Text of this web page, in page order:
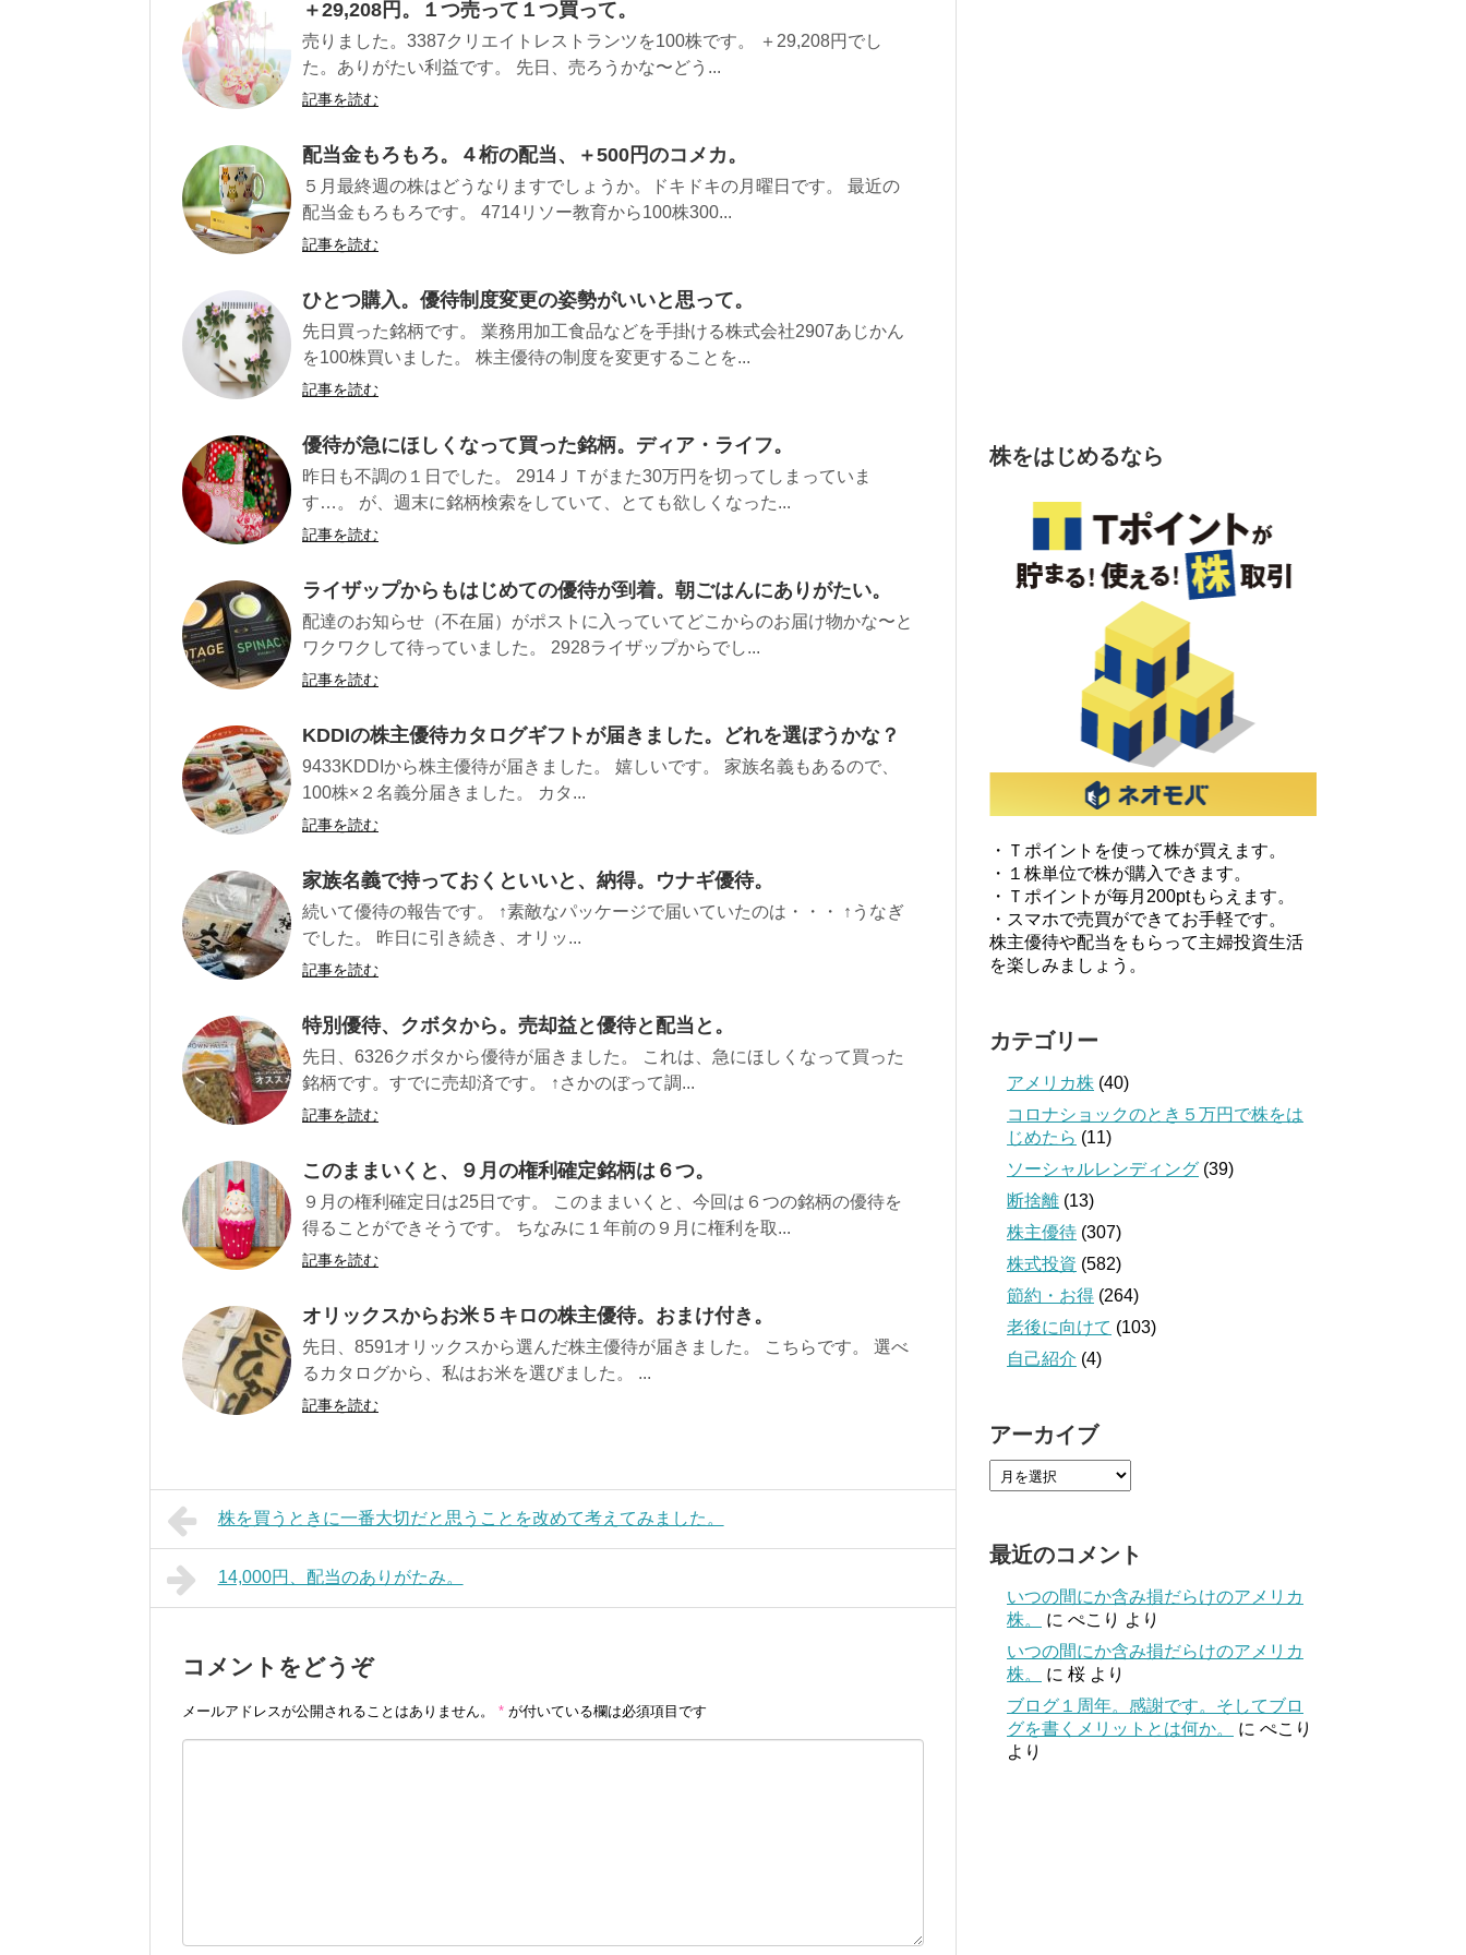
＋29,208円。１つ売って１つ買って。
売りました。3387クリエイトレストランツを100株です。 ＋29,208円でし
た。ありがたい利益です。 先日、売ろうかな〜どう...
記事を読む
配当金もろもろ。４桁の配当、＋500円のコメカ。
５月最終週の株はどうなりますでしょうか。ドキドキの月曜日です。 最近の
配当金もろもろです。 4714リソー教育から100株300...
記事を読む
ひとつ購入。優待制度変更の姿勢がいいと思って。
先日買った銘柄です。 業務用加工食品などを手掛ける株式会社2907あじかん
を100株買いました。 株主優待の制度を変更することを...
記事を読む
優待が急にほしくなって買った銘柄。ディア・ライフ。
昨日も不調の１日でした。 2914ＪＴがまた30万円を切ってしまっていま
す…。 が、週末に銘柄検索をしていて、とても欲しくなった...
記事を読む
ライザップからもはじめての優待が到着。朝ごはんにありがたい。
配達のお知らせ（不在届）がポストに入っていてどこからのお届け物かな〜と
ワクワクして待っていました。 2928ライザップからでし...
記事を読む
KDDIの株主優待カタログギフトが届きました。どれを選ぼうかな？
9433KDDIから株主優待が届きました。 嬉しいです。 家族名義もあるので、
100株×２名義分届きました。 カタ...
記事を読む
家族名義で持っておくといいと、納得。ウナギ優待。
続いて優待の報告です。 ↑素敵なパッケージで届いていたのは・・・ ↑うなぎ
でした。 昨日に引き続き、オリッ...
記事を読む
特別優待、クボタから。売却益と優待と配当と。
先日、6326クボタから優待が届きました。 これは、急にほしくなって買った
銘柄です。すでに売却済です。 ↑さかのぼって調...
記事を読む
このままいくと、９月の権利確定銘柄は６つ。
９月の権利確定日は25日です。 このままいくと、今回は６つの銘柄の優待を
得ることができそうです。 ちなみに１年前の９月に権利を取...
記事を読む
オリックスからお米５キロの株主優待。おまけ付き。
先日、8591オリックスから選んだ株主優待が届きました。 こちらです。 選べ
るカタログから、私はお米を選びました。 ...
記事を読む
株を買うときに一番大切だと思うことを改めて考えてみました。
14,000円、配当のありがたみ。
コメントをどうぞ
メールアドレスが公開されることはありません。 * が付いている欄は必須項目です
株をはじめるなら
・Ｔポイントを使って株が買えます。
・１株単位で株が購入できます。
・Ｔポイントが毎月200ptもらえます。
・スマホで売買ができてお手軽です。
株主優待や配当をもらって主婦投資生活
を楽しみましょう。
カテゴリー
アメリカ株 (40)
コロナショックのとき５万円で株をは
じめたら (11)
ソーシャルレンディング (39)
断捨離 (13)
株主優待 (307)
株式投資 (582)
節約・お得 (264)
老後に向けて (103)
自己紹介 (4)
アーカイブ
最近のコメント
いつの間にか含み損だらけのアメリカ
株。
に ぺこり より
いつの間にか含み損だらけのアメリカ
株。
に 桜 より
ブログ１周年。感謝です。そしてブロ
グを書くメリットとは何か。
に ぺこり
より